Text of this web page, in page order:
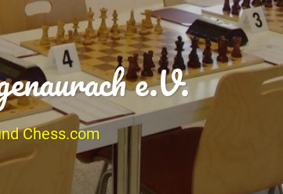
e.V.
Chess.com